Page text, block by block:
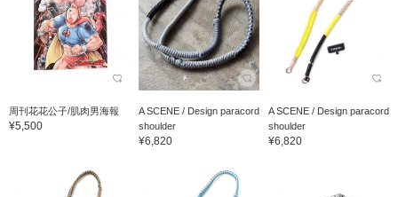
周刊花花公子/肌肉男海報
¥5,500
A SCENE / Design paracord
shoulder
¥6,820
A SCENE / Design paracord
shoulder
¥6,820